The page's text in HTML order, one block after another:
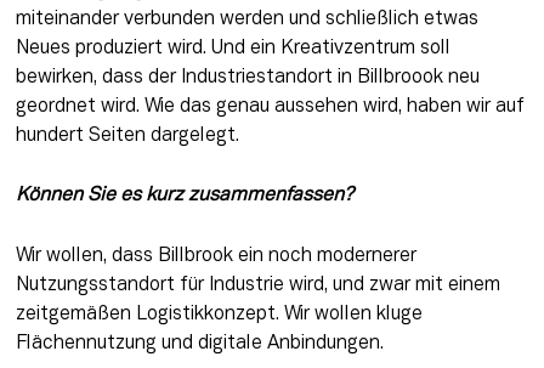
miteinander verbunden werden und schließlich etwas
Neues produziert wird. Und ein Kreativzentrum soll
bewirken, dass der Industriestandort in Billbroook neu
geordnet wird. Wie das genau aussehen wird, haben wir auf
hundert Seiten dargelegt.
Können Sie es kurz zusammenfassen?
Wir wollen, dass Billbrook ein noch modernerer
Nutzungsstandort für Industrie wird, und zwar mit einem
zeitgemäßen Logistikkonzept. Wir wollen kluge
Flächennutzung und digitale Anbindungen.